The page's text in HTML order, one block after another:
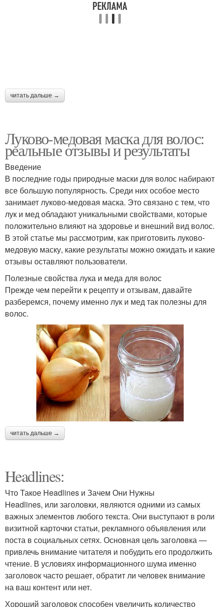
читать дальше →
Луково-медовая маска для волос:
реальные отзывы и результаты
Введение
В последние годы природные маски для волос набирают
все большую популярность. Среди них особое место
занимает луково-медовая маска. Это связано с тем, что
лук и мед обладают уникальными свойствами, которые
положительно влияют на здоровье и внешний вид волос.
В этой статье мы рассмотрим, как приготовить луково-
медовую маску, какие результаты можно ожидать и какие
отзывы оставляют пользователи.
Полезные свойства лука и меда для волос
Прежде чем перейти к рецепту и отзывам, давайте
разберемся, почему именно лук и мед так полезны для
волос.
читать дальше →
Headlines:
Что Такое Headlines и Зачем Они Нужны
Headlines, или заголовки, являются одними из самых
важных элементов любого текста. Они выступают в роли
визитной карточки статьи, рекламного объявления или
поста в социальных сетях. Основная цель заголовка —
привлечь внимание читателя и побудить его продолжить
чтение. В условиях информационного шума именно
заголовок часто решает, обратит ли человек внимание
на ваш контент или нет.
Хороший заголовок способен увеличить количество